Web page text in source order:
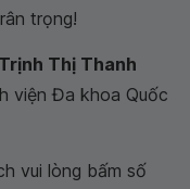
trọng!
Thị Thanh
viện Đa khoa Quốc
vui lòng bấm số